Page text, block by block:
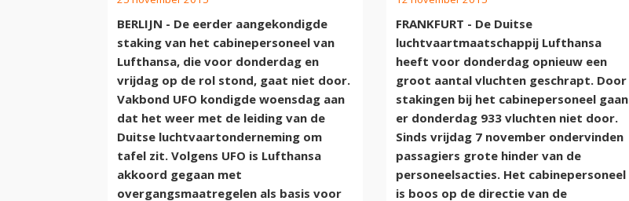
BERLIJN - De eerder aangekondigde
staking van het cabinepersoneel van
Lufthansa, die voor donderdag en
vrijdag op de rol stond, gaat niet door.
Vakbond UFO kondigde woensdag aan
dat het weer met de leiding van de
Duitse luchtvaartonderneming om
tafel zit. Volgens UFO is Lufthansa
akkoord gegaan met
overgangsmaatregelen als basis voor
FRANKFURT - De Duitse
luchtvaartmaatschappij Lufthansa
heeft voor donderdag opnieuw een
groot aantal vluchten geschrapt. Door
stakingen bij het cabinepersoneel gaan
er donderdag 933 vluchten niet door.
Sinds vrijdag 7 november ondervinden
passagiers grote hinder van de
personeelsacties. Het cabinepersoneel
is boos op de directie van de